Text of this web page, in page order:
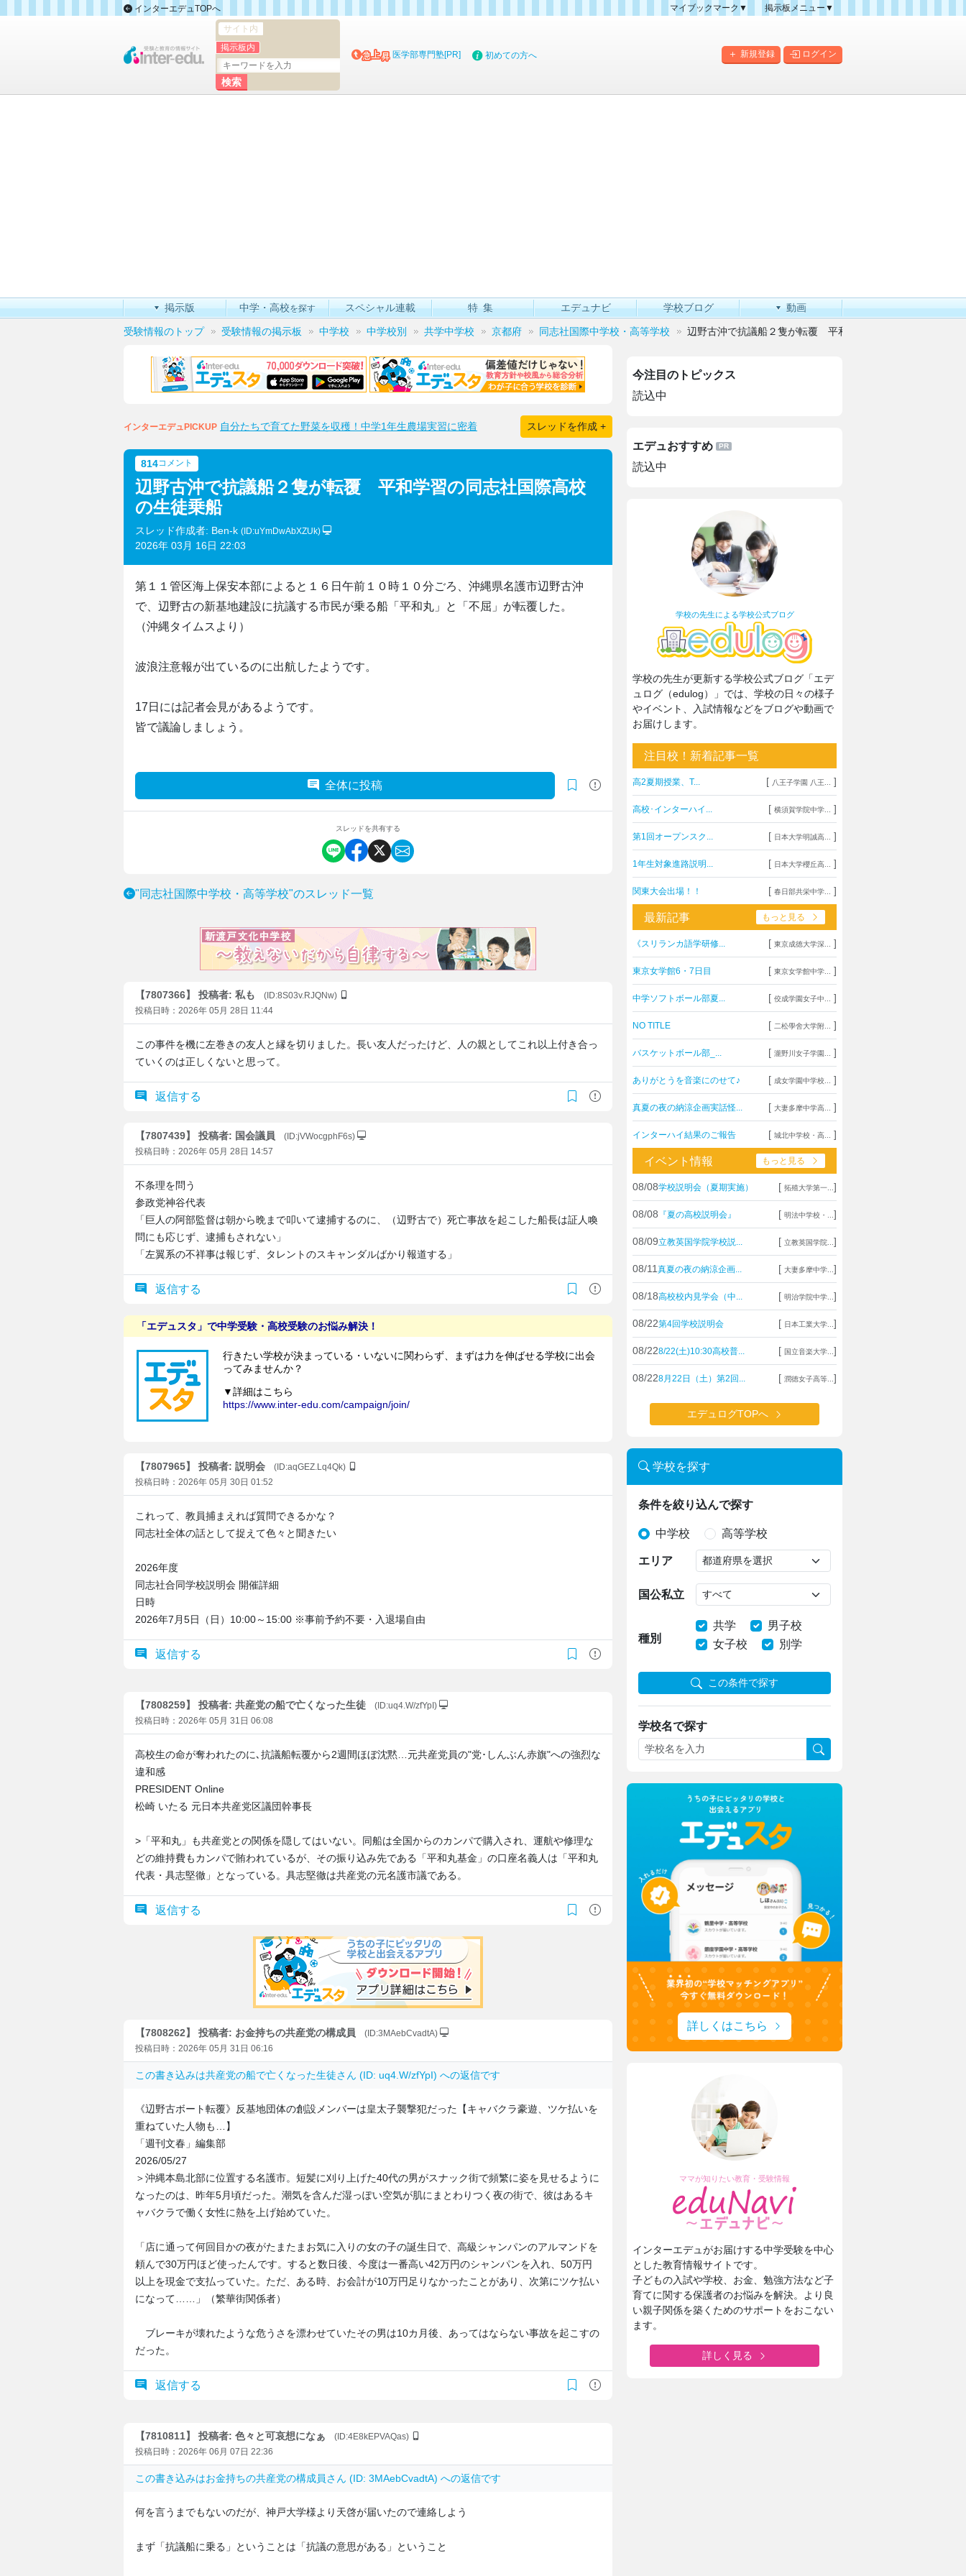
インターエデュTOPへ
マイブックマーク▼
掲示板メニュー▼
掲示板マップ
新規登録 ログイン
サイト内
掲示板内
医学部専門塾[PR] 初めての方へ
掲示版 中学・高校を探す スペシャル連載 特集 エデュナビ 学校ブログ 動画
受験情報のトップ 受験情報の掲示板 中学校 中学校別 共学中学校 京都府 同志社国際中学校・高等学校 辺野古沖で抗議船２隻が転覆 平和学習の同志社国際高校の
インターエデュPICKUP 自分たちで育てた野菜を収穫！中学1年生農場実習に密着 スレッドを作成 +
814コメント
辺野古沖で抗議船２隻が転覆 平和学習の同志社国際高校
の生徒乗船
スレッド作成者: Ben-k (ID:uYmDwAbXZUk)
2026年 03月 16日 22:03
第１１管区海上保安本部によると１６日午前１０時１０分ごろ、沖縄県名護市辺野古沖
で、辺野古の新基地建設に抗議する市民が乗る船「平和丸」と「不屈」が転覆した。
（沖縄タイムスより）
波浪注意報が出ているのに出航したようです。
17日には記者会見があるようです。
皆で議論しましょう。
全体に投稿
スレッドを共有する
"同志社国際中学校・高等学校"のスレッド一覧
【7807366】 投稿者: 私も
(ID:8S03v.RJQNw)
投稿日時：2026年 05月 28日 11:44
この事件を機に左巻きの友人と縁を切りました。長い友人だったけど、人の親としてこれ以上付き合っ
ていくのは正しくないと思って。
返信する
【7807439】 投稿者: 国会議員
(ID:jVWocgphF6s)
投稿日時：2026年 05月 28日 14:57
不条理を問う
参政党神谷代表
「巨人の阿部監督は朝から晩まで叩いて逮捕するのに、（辺野古で）死亡事故を起こした船長は証人喚
問にも応じず、逮捕もされない」
「左翼系の不祥事は報じず、タレントのスキャンダルばかり報道する」
返信する
【7807965】 投稿者: 説明会
(ID:aqGEZ.Lq4Qk)
投稿日時：2026年 05月 30日 01:52
これって、教員捕まえれば質問できるかな？
同志社全体の話として捉えて色々と聞きたい
2026年度
同志社合同学校説明会 開催詳細
日時
2026年7月5日（日）10:00～15:00 ※事前予約不要・入退場自由
返信する
【7808259】 投稿者: 共産党の船で亡くなった生徒
(ID:uq4.W/zfYpI)
投稿日時：2026年 05月 31日 06:08
高校生の命が奪われたのに､抗議船転覆から2週間ほぼ沈黙…元共産党員の"党･しんぶん赤旗"への強烈な
違和感
PRESIDENT Online
松崎 いたる 元日本共産党区議団幹事長
>「平和丸」も共産党との関係を隠してはいない。同船は全国からのカンパで購入され、運航や修理な
どの維持費もカンパで賄われているが、その振り込み先である「平和丸基金」の口座名義人は「平和丸
代表・具志堅徹」となっている。具志堅徹は共産党の元名護市議である。
返信する
【7808262】 投稿者: お金持ちの共産党の構成員
(ID:3MAebCvadtA)
投稿日時：2026年 05月 31日 06:16
この書き込みは共産党の船で亡くなった生徒さん (ID: uq4.W/zfYpI) への返信です
《辺野古ボート転覆》反基地団体の創設メンバーは皇太子襲撃犯だった【キャバクラ豪遊、ツケ払いを
重ねていた人物も…】
「週刊文春」編集部
2026/05/27
＞沖縄本島北部に位置する名護市。短髪に刈り上げた40代の男がスナック街で頻繁に姿を見せるように
なったのは、昨年5月頃だった。潮気を含んだ湿っぽい空気が肌にまとわりつく夜の街で、彼はあるキ
ャバクラで働く女性に熱を上げ始めていた。
「店に通って何回目かの夜がたまたまお気に入りの女の子の誕生日で、高級シャンパンのアルマンドを
頼んで30万円ほど使ったんです。すると数日後、今度は一番高い42万円のシャンパンを入れ、50万円
以上を現金で支払っていた。ただ、ある時、お会計が10万円足りなかったことがあり、次第にツケ払い
になって……」（繁華街関係者）
ブレーキが壊れたような危うさを漂わせていたその男は10カ月後、あってはならない事故を起こすの
だった。
返信する
【7810811】 投稿者: 色々と可哀想になぁ
(ID:4E8kEPVAQas)
投稿日時：2026年 06月 07日 22:36
この書き込みはお金持ちの共産党の構成員さん (ID: 3MAebCvadtA) への返信です
何を言うまでもないのだが、神戸大学様より天啓が届いたので連絡しよう
まず「抗議船に乗る」ということは「抗議の意思がある」ということ
今注目のトピックス
読込中
エデュおすすめ
読込中
学校の先生による学校公式ブログ
学校の先生が更新する学校公式ブログ「エデ
ュログ（edulog）」では、学校の日々の様子
やイベント、入試情報などをブログや動画で
お届けします。
注目校！新着記事一覧
高2夏期授業、T... [ 八王子学園 八王... ]
高校･インターハイ... [ 横須賀学院中学... ]
第1回オープンスク... [ 日本大学明誠高... ]
1年生対象進路説明... [ 日本大学櫻丘高... ]
関東大会出場！！ [ 春日部共栄中学... ]
最新記事 もっと見る
《スリランカ語学研修... [ 東京成徳大学深... ]
東京女学館6・7日目 [ 東京女学館中学... ]
中学ソフトボール部夏... [ 佼成学園女子中... ]
NO TITLE [ 二松學舍大学附... ]
バスケットボール部_... [ 瀧野川女子学園... ]
ありがとうを音楽にのせて♪ [ 成女学園中学校... ]
真夏の夜の納涼企画実話怪... [ 大妻多摩中学高... ]
インターハイ結果のご報告 [ 城北中学校・高... ]
イベント情報 もっと見る
08/08学校説明会（夏期実施） [ 拓殖大学第一... ]
08/08 『夏の高校説明会』 [ 明法中学校・... ]
08/09立教英国学院学校説... [ 立教英国学院... ]
08/11 真夏の夜の納涼企画... [ 大妻多摩中学... ]
08/18高校校内見学会（中... [ 明治学院中学... ]
08/22第4回学校説明会 [ 日本工業大学... ]
08/228/22(土)10:30高校普... [ 国立音楽大学... ]
08/228月22日（土）第2回... [ 潤徳女子高等... ]
エデュログTOPへ
学校を探す
条件を絞り込んで探す
中学校 高等学校
エリア
国公私立
種別
共学
男子校
女子校
別学
この条件で探す
学校名で探す
詳しくはこちら
ママが知りたい教育・受験情報
インターエデュがお届けする中学受験を中心
とした教育情報サイトです。
子どもの入試や学校、お金、勉強方法など子
育てに関する保護者のお悩みを解決。より良
い親子関係を築くためのサポートをおこない
ます。
詳しく見る